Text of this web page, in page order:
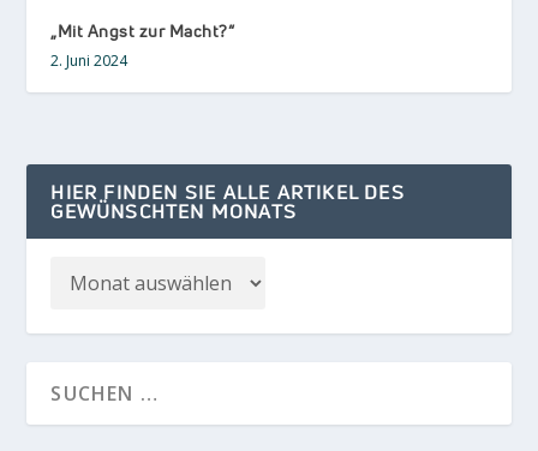
„Mit Angst zur Macht?“
2. Juni 2024
HIER FINDEN SIE ALLE ARTIKEL DES
GEWÜNSCHTEN MONATS